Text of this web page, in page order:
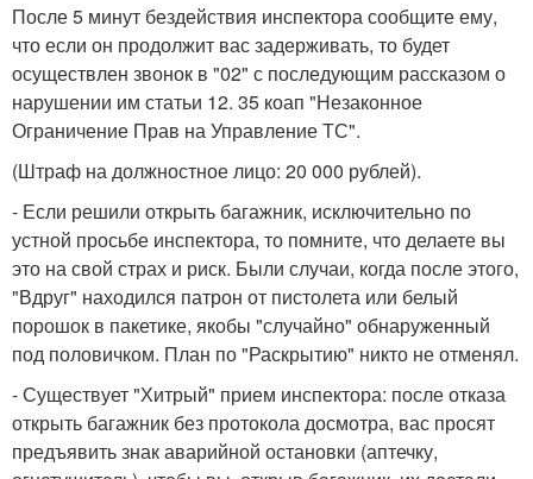
После 5 минут бездействия инспектора сообщите ему,
что если он продолжит вас задерживать, то будет
осуществлен звонок в "02" с последующим рассказом о
нарушении им статьи 12. 35 коап "Незаконное
Ограничение Прав на Управление ТС".
(Штраф на должностное лицо: 20 000 рублей).
- Если решили открыть багажник, исключительно по
устной просьбе инспектора, то помните, что делаете вы
это на свой страх и риск. Были случаи, когда после этого,
"Вдруг" находился патрон от пистолета или белый
порошок в пакетике, якобы "случайно" обнаруженный
под половичком. План по "Раскрытию" никто не отменял.
- Существует "Хитрый" прием инспектора: после отказа
открыть багажник без протокола досмотра, вас просят
предъявить знак аварийной остановки (аптечку,